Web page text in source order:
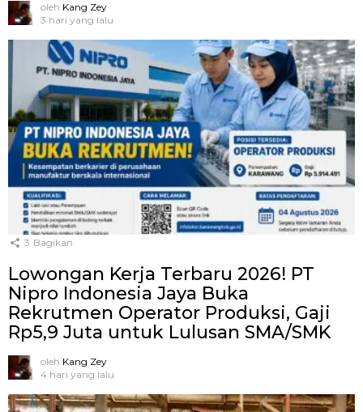
oleh Kang Zey
3 hari yang lalu
3 Bagikan
Lowongan Kerja Terbaru 2026! PT
Nipro Indonesia Jaya Buka
Rekrutmen Operator Produksi, Gaji
Rp5,9 Juta untuk Lulusan SMA/SMK
oleh Kang Zey
4 hari yang lalu